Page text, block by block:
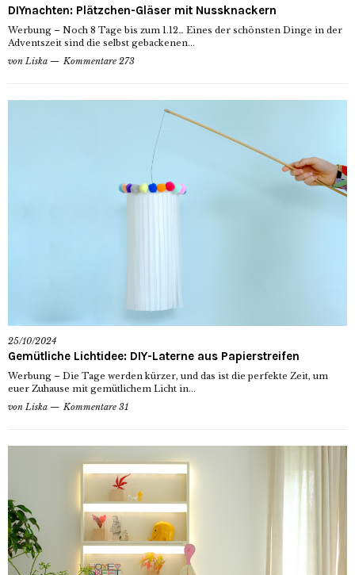
DIYnachten: Plätzchen-Gläser mit Nussknackern
Werbung – Noch 8 Tage bis zum 1.12… Eines der schönsten Dinge in der
Adventszeit sind die selbst gebackenen...
von Liska Kommentare 273
25/10/2024
Gemütliche Lichtidee: DIY-Laterne aus Papierstreifen
Werbung – Die Tage werden kürzer, und das ist die perfekte Zeit, um
euer Zuhause mit gemütlichem Licht in...
von Liska Kommentare 31